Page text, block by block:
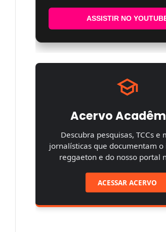
ASSISTIR NO
Acervo
Descubra pesquisas, TCCs e
jornalísticas que documentam
reggaeton e do nosso portal
ACESSAR ACERVO